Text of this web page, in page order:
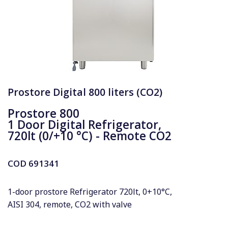
Prostore Digital 800 liters (CO2)
Prostore 800
1 Door Digital Refrigerator,
720lt (0/+10 °C) - Remote CO2
COD 691341
1-door prostore Refrigerator 720lt, 0+10°C,
AISI 304, remote, CO2 with valve